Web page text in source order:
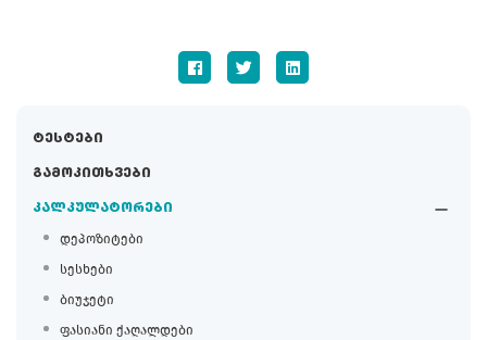
ტესტები
გამოკითხვები
კალკულატორები
დეპოზიტები
სესხები
ბიუჯეტი
ფასიანი ქაღალდები